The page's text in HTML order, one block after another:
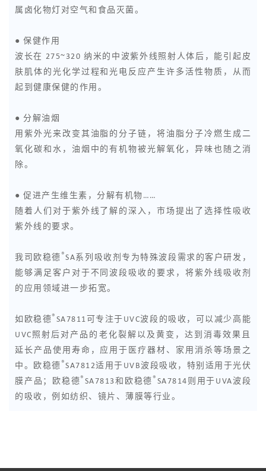
属卤化物灯对空气和食品灭菌。
● 保健作用
波长在 275~320 纳米的中波紫外线照射人体后，能引起皮
肤肌体的光化学过程和光电反应产生许多活性物质，从而
起到健康保健的作用。
● 分解油烟
用紫外光来改变其油脂的分子链，将油脂分子冷燃生成二
氧化碳和水，油烟中的有机物被光解氧化，异味也随之消
除。
● 促进产生维生素，分解有机物……
随着人们对于紫外线了解的深入，市场提出了选择性吸收
紫外线的要求。
我司欧稳德®SA系列吸收剂专为特殊波段需求的客户研发，
能够满足客户对于不同波段吸收的要求，将紫外线吸收剂
的应用领域进一步拓宽。
如欧稳德® SA7811可专注于UVC波段的吸收，可以减少高能
UVC照射后对产品的老化裂解以及黄变，达到消毒效果且
延长产品使用寿命，应用于医疗器材、家用消杀等场景之
中。欧稳德®SA7812适用于UVB波段吸收，特别适用于光伏
膜产品；欧稳德® SA7813和欧稳德® SA7814则用于UVA波段
的吸收，例如纺织、镜片、薄膜等行业。